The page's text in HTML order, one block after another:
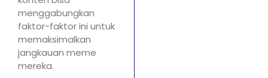
menggabungkan
faktor-faktor ini untuk
memaksimalkan
jangkauan meme
mereka.